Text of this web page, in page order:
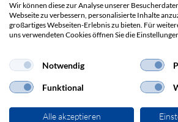
Impressum Haftungsausschluss
Wir können diese zur Analyse unserer
Webseite zu verbessern, personalisierte Inhalte
großartiges Webseiten-Erlebnis zu bieten. Für
uns verwendeten Cookies öffnen Sie die
Notwendig
Funktional
Alle akzeptieren